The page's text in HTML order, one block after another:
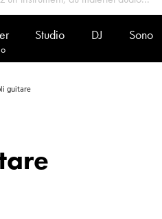
Studio DJ Sono
guitare